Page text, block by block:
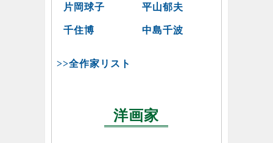
片岡球子 平山郁夫
千住博 中島千波
>>全作家リスト
洋画家